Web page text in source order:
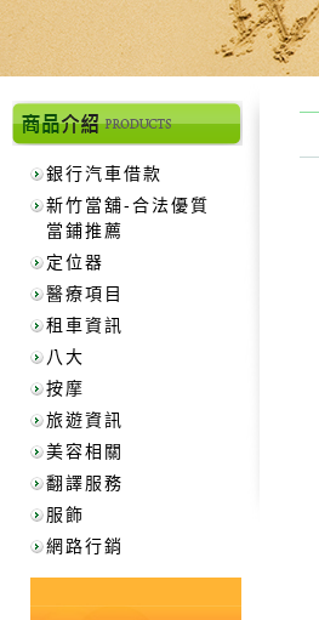
銀行汽車借款
新竹當舖-合法優質
當鋪推薦
定位器
醫療項目
租車資訊
八大
按摩
旅遊資訊
美容相關
翻譯服務
服飾
網路行銷